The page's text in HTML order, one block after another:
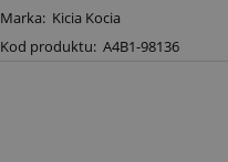
Marka: Kicia Kocia
Kod produktu: A4B1-98136